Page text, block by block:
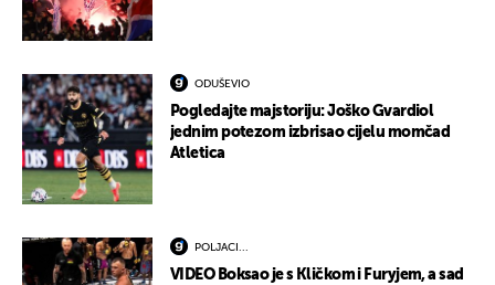
ODUŠEVIO
Pogledajte majstoriju: Joško Gvardiol
jednim potezom izbrisao cijelu momčad
Atletica
POLJACI...
VIDEO Boksao je s Kličkom i Furyjem, a sad